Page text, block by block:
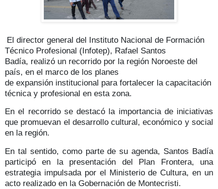
El director general del Instituto Nacional de Formación
Técnico Profesional (Infotep), Rafael Santos
Badía, realizó un recorrido por la región Noroeste del
país, en el marco de los planes
de expansión institucional para fortalecer la capacitación
técnica y profesional en esta zona.
En el recorrido se destacó la importancia de iniciativas
que promuevan el desarrollo cultural, económico y social
en la región.
En tal sentido, como parte de su agenda, Santos Badía
participó en la presentación del Plan Frontera, una
estrategia impulsada por el Ministerio de Cultura, en un
acto realizado en la Gobernación de Montecristi.